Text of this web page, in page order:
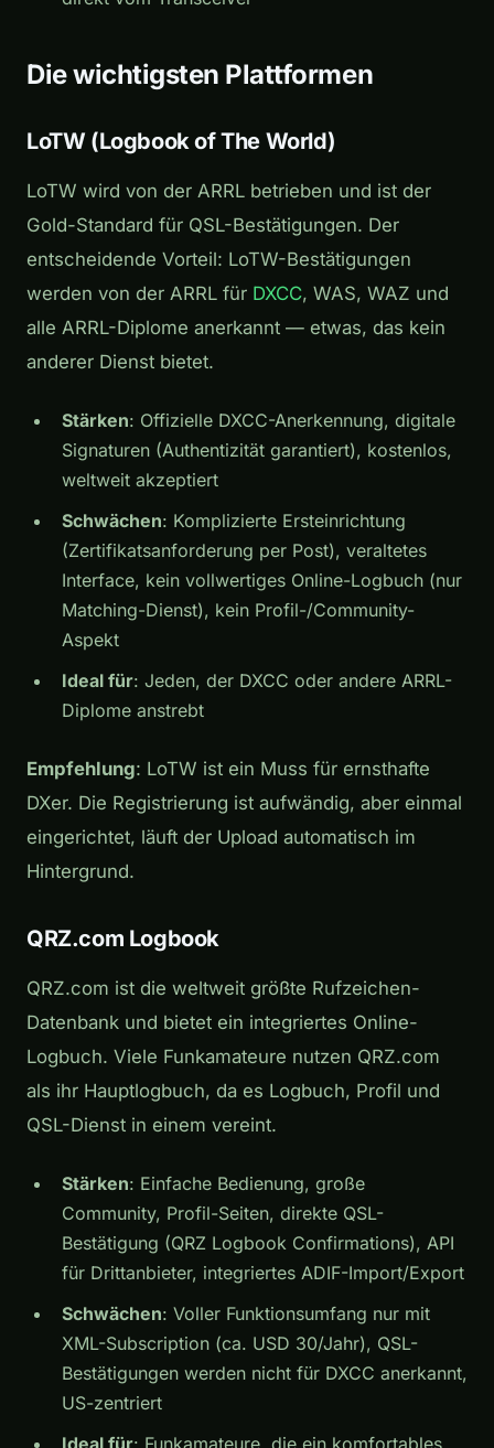
Die wichtigsten Plattformen
LoTW (Logbook of The World)
LoTW wird von der ARRL betrieben und ist der
Gold-Standard für QSL-Bestätigungen. Der
entscheidende Vorteil: LoTW-Bestätigungen
werden von der ARRL für DXCC, WAS, WAZ und
alle ARRL-Diplome anerkannt — etwas, das kein
anderer Dienst bietet.
Stärken: Offizielle DXCC-Anerkennung, digitale
Signaturen (Authentizität garantiert), kostenlos,
weltweit akzeptiert
Schwächen: Komplizierte Ersteinrichtung
(Zertifikatsanforderung per Post), veraltetes
Interface, kein vollwertiges Online-Logbuch (nur
Matching-Dienst), kein Profil-/Community-
Aspekt
Ideal für: Jeden, der DXCC oder andere ARRL-
Diplome anstrebt
Empfehlung: LoTW ist ein Muss für ernsthafte
DXer. Die Registrierung ist aufwändig, aber einmal
eingerichtet, läuft der Upload automatisch im
Hintergrund.
QRZ.com Logbook
QRZ.com ist die weltweit größte Rufzeichen-
Datenbank und bietet ein integriertes Online-
Logbuch. Viele Funkamateure nutzen QRZ.com
als ihr Hauptlogbuch, da es Logbuch, Profil und
QSL-Dienst in einem vereint.
Stärken: Einfache Bedienung, große
Community, Profil-Seiten, direkte QSL-
Bestätigung (QRZ Logbook Confirmations), API
für Drittanbieter, integriertes ADIF-Import/Export
Schwächen: Voller Funktionsumfang nur mit
XML-Subscription (ca. USD 30/Jahr), QSL-
Bestätigungen werden nicht für DXCC anerkannt,
US-zentriert
Ideal für: Funkamateure, die ein komfortables